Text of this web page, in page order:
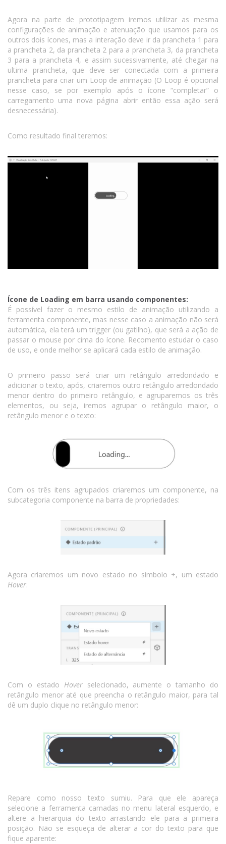
Agora na parte de prototipagem iremos utilizar as mesma
configurações de animação e atenuação que usamos para os
outros dois ícones, mas a interação deve ir da prancheta 1 para
a prancheta 2, da prancheta 2 para a prancheta 3, da prancheta
3 para a prancheta 4, e assim sucessivamente, até chegar na
ultima prancheta, que deve ser conectada com a primeira
prancheta para criar um Loop de animação (O Loop é opcional
nesse caso, se por exemplo após o ícone “completar” o
carregamento uma nova página abrir então essa ação será
desnecessária).
Como resultado final teremos:
Ícone de Loading em barra usando componentes:
É possível fazer o mesmo estilo de animação utilizando a
ferramenta componente, mas nesse caso a animação não será
automática, ela terá um trigger (ou gatilho), que será a ação de
passar o mouse por cima do ícone. Recomento estudar o caso
de uso, e onde melhor se aplicará cada estilo de animação.
O primeiro passo será criar um retângulo arredondado e
adicionar o texto, após, criaremos outro retângulo arredondado
menor dentro do primeiro retângulo, e agruparemos os três
elementos, ou seja, iremos agrupar o retângulo maior, o
retângulo menor e o texto:
Com os três itens agrupados criaremos um componente, na
subcategoria componente na barra de propriedades:
Agora criaremos um novo estado no símbolo +, um estado
Hover:
Com o estado Hoverselecionado, aumente o tamanho do
retângulo menor até que preencha o retângulo maior, para tal
dê um duplo clique no retângulo menor:
Repare como nosso texto sumiu. Para que ele apareça
selecione a ferramenta camadas no menu lateral esquerdo, e
altere a hierarquia do texto arrastando ele para a primeira
posição. Não se esqueça de alterar a cor do texto para que
fique aparente: